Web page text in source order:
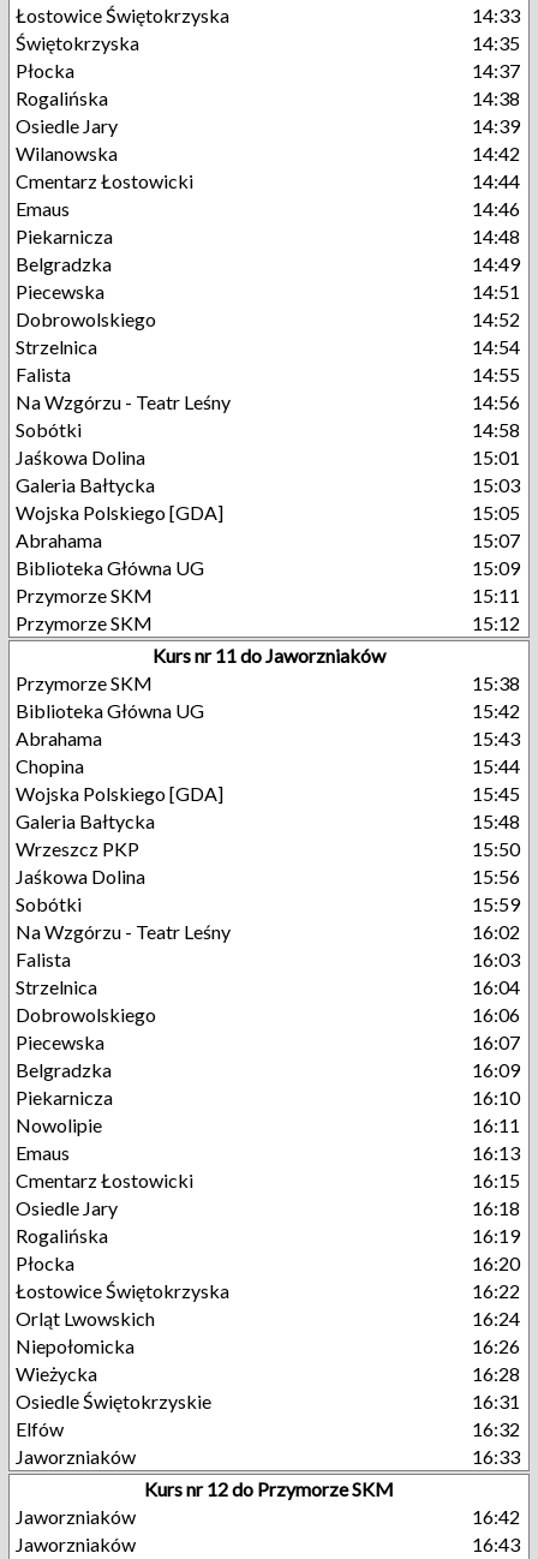
Łostowice Świętokrzyska
14:33
Świętokrzyska
14:35
Płocka
14:37
Rogalińska
14:38
Osiedle Jary
14:39
Wilanowska
14:42
Cmentarz Łostowicki
14:44
Emaus
14:46
Piekarnicza
14:48
Belgradzka
14:49
Piecewska
14:51
Dobrowolskiego
14:52
Strzelnica
14:54
Falista
14:55
Na Wzgórzu - Teatr Leśny
14:56
Sobótki
14:58
Jaśkowa Dolina
15:01
Galeria Bałtycka
15:03
Wojska Polskiego [GDA]
15:05
Abrahama
15:07
Biblioteka Główna UG
15:09
Przymorze SKM
15:11
Przymorze SKM
15:12
Kurs nr 11 do Jaworzniaków
Przymorze SKM
15:38
Biblioteka Główna UG
15:42
Abrahama
15:43
Chopina
15:44
Wojska Polskiego [GDA]
15:45
Galeria Bałtycka
15:48
Wrzeszcz PKP
15:50
Jaśkowa Dolina
15:56
Sobótki
15:59
Na Wzgórzu - Teatr Leśny
16:02
Falista
16:03
Strzelnica
16:04
Dobrowolskiego
16:06
Piecewska
16:07
Belgradzka
16:09
Piekarnicza
16:10
Nowolipie
16:11
Emaus
16:13
Cmentarz Łostowicki
16:15
Osiedle Jary
16:18
Rogalińska
16:19
Płocka
16:20
Łostowice Świętokrzyska
16:22
Orląt Lwowskich
16:24
Niepołomicka
16:26
Wieżycka
16:28
Osiedle Świętokrzyskie
16:31
Elfów
16:32
Jaworzniaków
16:33
Kurs nr 12 do Przymorze SKM
Jaworzniaków
16:42
Jaworzniaków
16:43